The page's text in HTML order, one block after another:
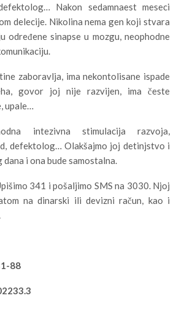
Nakon sedamnaest meseci
delecije. Nikolina nema gen koji stvara
određene sinapse u mozgu, neophodne
zaboravlja, ima nekontolisane ispade
govor joj nije razvijen, ima česte
upale…
intezivna stimulacija razvoja,
defektolog… Olakšajmo joj detinjstvo i
i ona bude samostalna.
341 i pošaljimo SMS na 3030. Njoj
na dinarski ili devizni račun, kao i
88